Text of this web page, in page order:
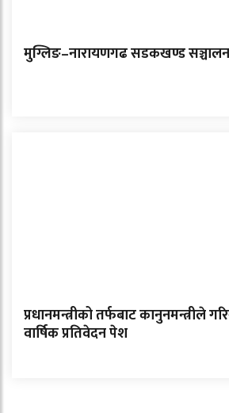
मुग्लिङ–नारायणगढ सडकखण्ड
प्रधानमन्त्रीको तर्फबाट कानुनमन्त्रीले
वार्षिक प्रतिवेदन पेश